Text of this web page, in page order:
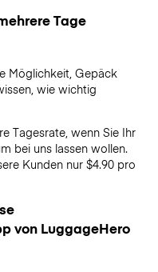
Tage
Möglichkeit, Gepäck
wie wichtig
Tagesrate, wenn Sie Ihr
bei uns lassen wollen.
Kunden nur $4.90 pro
von LuggageHero